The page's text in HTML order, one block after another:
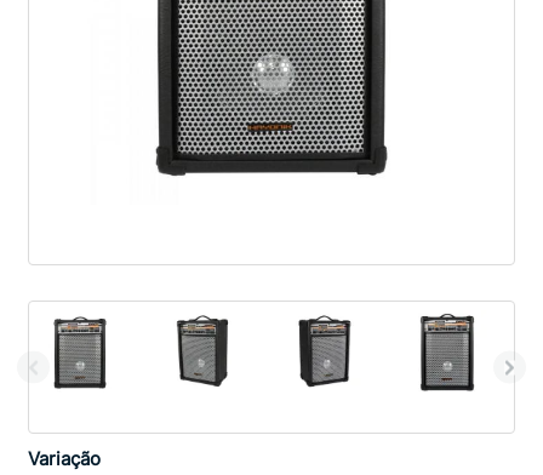
Variação